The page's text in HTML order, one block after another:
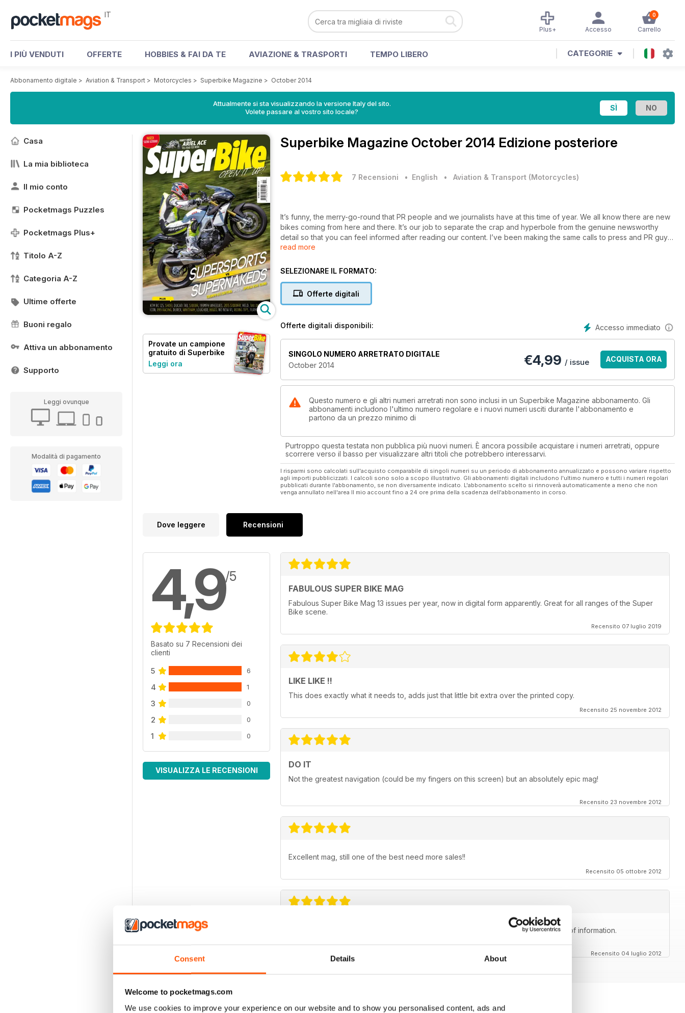
Consent Details About
Welcome to pocketmags.com
We use cookies to improve your experience on our website and to show you personalised content, ads and
IT 0
Carrello
Accesso
Plus+
I PIÙ VENDUTI OFFERTE HOBBIES & FAI DA TE AVIAZIONE & TRASPORTI TEMPO LIBERO CATEGORIE
Abbonamento digitale > Aviation & Transport > Motorcycles > Superbike Magazine > October 2014
Attualmente si sta visualizzando la versione Italy del sito.
Volete passare al vostro sito locale?
Casa
La mia biblioteca
Il mio conto
Pocketmags Puzzles
Pocketmags Plus+
Titolo A-Z
Categoria A-Z
Ultime offerte
Buoni regalo
Attiva un abbonamento
Supporto
Leggi ovunque
Modalità di pagamento
Provate un campione
gratuito di Superbike
Magazine
Leggi ora
Superbike Magazine October 2014 Edizione posteriore
7 Recensioni • English • Aviation & Transport (Motorcycles)
It’s funny, the merry-go-round that PR people and we journalists have at this time of year. We all know there are new
bikes coming from here and there. It’s our job to separate the crap and hyperbole from the genuine newsworthy
detail so that you can feel informed after reading our content. I’ve been making the same calls to press and PR guys
for the last ten years, the calls where grown men pretend something that exists doesn’t exist. It’s frustratingly
more candid than others and it can be frustrating for both parties who are trying to achieve the same thing to get
there for when Yamaha finally decide to tell everyone about the new R1, and other motorbikes, of course.
read more
SELEZIONARE IL FORMATO:
Offerte digitali
Accesso immediato
Offerte digitali disponibili:
SINGOLO NUMERO ARRETRATO DIGITALE
October 2014
€4,99 / issue ACQUISTA ORA
Questo numero e gli altri numeri arretrati non sono inclusi in un Superbike Magazine abbonamento. Gli
abbonamenti includono l'ultimo numero regolare e i nuovi numeri usciti durante l'abbonamento e
partono da un prezzo minimo di
Purtroppo questa testata non pubblica più nuovi numeri. È ancora possibile acquistare i numeri arretrati, oppure
scorrere verso il basso per visualizzare altri titoli che potrebbero interessarvi.
I risparmi sono calcolati sull'acquisto comparabile di singoli numeri su un periodo di abbonamento annualizzato e possono variare rispetto
agli importi pubblicizzati. I calcoli sono solo a scopo illustrativo. Gli abbonamenti digitali includono l'ultimo numero e tutti i numeri regolari
pubblicati durante l'abbonamento, se non diversamente indicato. L'abbonamento scelto si rinnoverà automaticamente a meno che non
venga annullato nell'area Il mio account fino a 24 ore prima della scadenza dell'abbonamento in corso.
Dove leggere Recensioni
4,9/5
Basato su 7 Recensioni dei
clienti
5 6
4 1
3 0
2 0
1 0
VISUALIZZA LE RECENSIONI
FABULOUS SUPER BIKE MAG
Fabulous Super Bike Mag 13 issues per year, now in digital form apparently. Great for all ranges of the Super
Bike scene.
Recensito 07 luglio 2019
LIKE LIKE !!
This does exactly what it needs to, adds just that little bit extra over the printed copy.
Recensito 25 novembre 2012
DO IT
Not the greatest navigation (could be my fingers on this screen) but an absolutely epic mag!
Recensito 23 novembre 2012
Excellent mag, still one of the best need more sales!!
Recensito 05 ottobre 2012
Love this magazine! Great team of writers and riders with fantastic humor and loads of information.
Recensito 04 luglio 2012